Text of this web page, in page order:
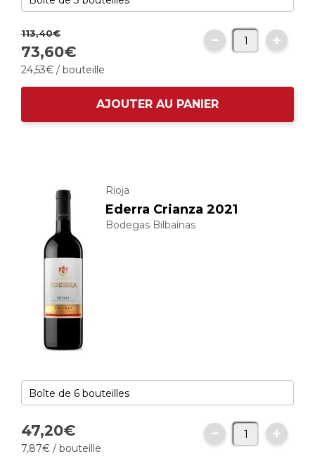
113,40€
73,60€
24,53€ / bouteille
AJOUTER AU PANIER
Rioja
Ederra Crianza 2021
Bodegas Bilbaínas
47,20€
7,87€ / bouteille